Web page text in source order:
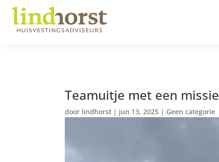
Teamuitje met een missie
door lindhorst | jun 13, 2025 | Geen categorie